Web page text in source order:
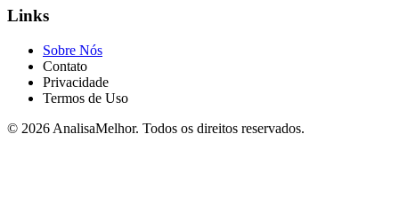
Links
Sobre Nós
Contato
Privacidade
Termos de Uso
© 2026 AnalisaMelhor. Todos os direitos reservados.